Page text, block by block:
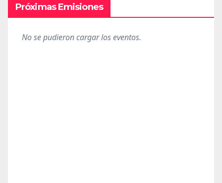
Próximas Emisiones